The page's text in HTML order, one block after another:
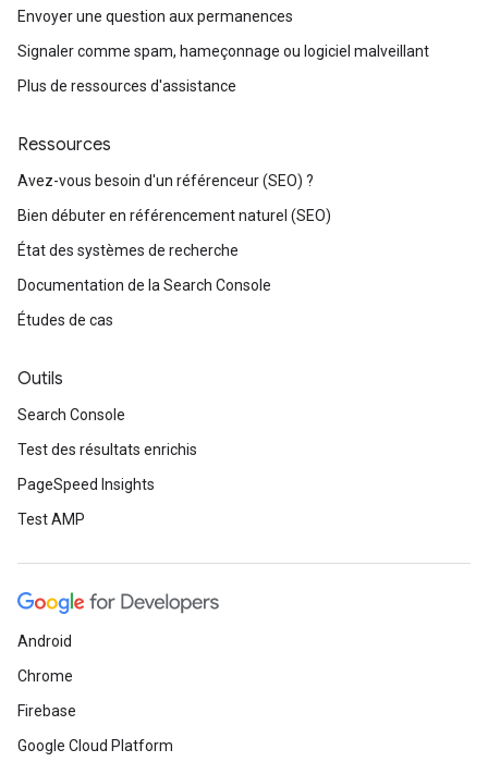
Envoyer une question aux permanences
Signaler comme spam, hameçonnage ou logiciel malveillant
Plus de ressources d'assistance
Ressources
Avez-vous besoin d'un référenceur (SEO) ?
Bien débuter en référencement naturel (SEO)
État des systèmes de recherche
Documentation de la Search Console
Études de cas
Outils
Search Console
Test des résultats enrichis
PageSpeed Insights
Test AMP
Android
Chrome
Firebase
Google Cloud Platform